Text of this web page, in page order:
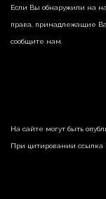
Если Вы обнаружили на
права, принадлежащие
сообщите нам.
На сайте могут быть
При цитировании ссылка